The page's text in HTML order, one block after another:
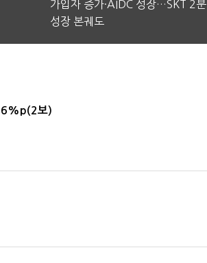
가입자 증가·AIDC 성장…SKT 2
성장 본궤도
보)